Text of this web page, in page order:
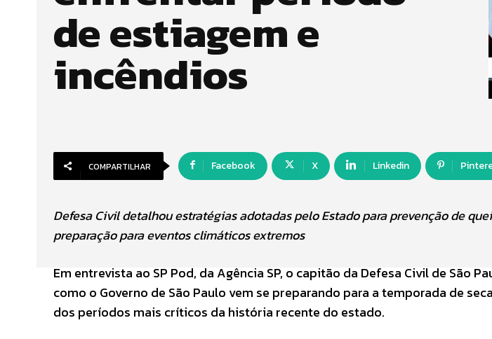
de estiagem e
incêndios
COMPARTILHAR Facebook X Linkedin
Defesa Civil detalhou estratégias adotadas pelo Estado para prevenção de
preparação para eventos climáticos extremos
Em entrevista ao SP Pod, da Agência SP, o capitão da Defesa Civil de São
como o Governo de São Paulo vem se preparando para a temporada de
dos períodos mais críticos da história recente do estado.